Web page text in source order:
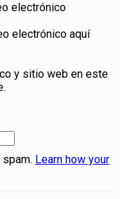
electrónico
electrónico aquí
y sitio web en este
Learn how your